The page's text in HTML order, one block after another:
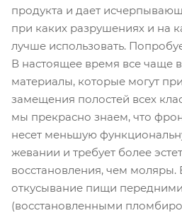
продукта и дает
при каких разрушениях и на
лучше использовать.
В настоящее время все чаще
материалы, которые могут
замещения полостей всех
мы прекрасно знаем, что
несет меньшую
жевании и требует более
восстановления, чем моляры.
откусывание пищи
(восстановленными